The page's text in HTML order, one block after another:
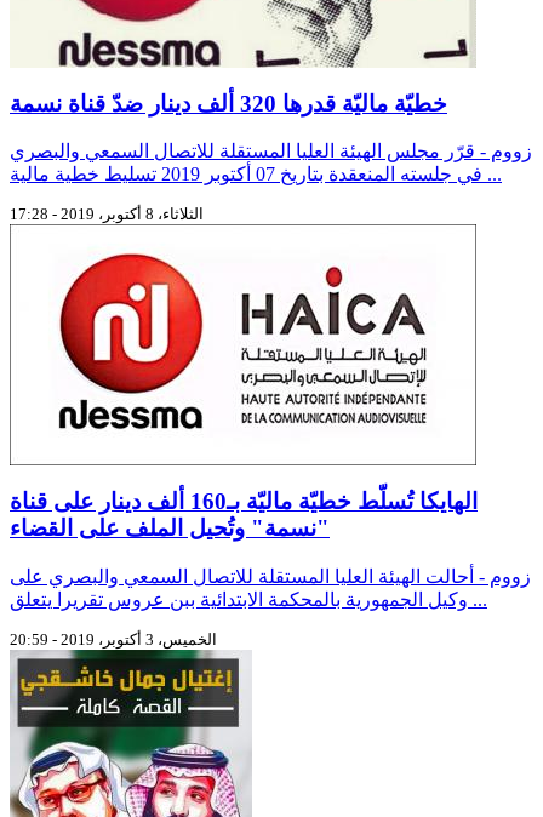
خطيّة ماليّة قدرها 320 ألف دينار ضدّ قناة نسمة
زووم - قرّر مجلس الهيئة العليا المستقلة للاتصال السمعي والبصري
في جلسته المنعقدة بتاريخ 07 أكتوبر 2019 تسليط خطية مالية ...
الثلاثاء، 8 أكتوبر، 2019 - 17:28
الهايكا تُسلّط خطيّة ماليّة بـ160 ألف دينار على قناة
"نسمة" وتُحيل الملف على القضاء
زووم - أحالت الهيئة العليا المستقلة للاتصال السمعي والبصري على
وكيل الجمهورية بالمحكمة الابتدائية ببن عروس تقريرا يتعلق ...
الخميس، 3 أكتوبر، 2019 - 20:59